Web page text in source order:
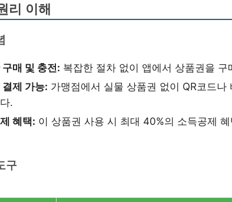
리 이해
매 및 충전: 복잡한 절차 없이 앱에서 상품권을
결제 가능: 가맹점에서 실물 상품권 없이 QR코드
.
혜택: 이 상품권 사용 시 최대 40%의 소득공제
구